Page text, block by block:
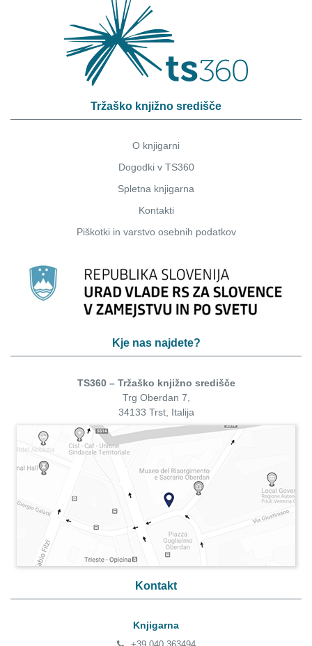
Tržaško knjižno središče
O knjigarni
Dogodki v TS360
Spletna knjigarna
Kontakti
Piškotkiin varstvo osebnih podatkov
Kje nas najdete?
TS360 – Tržaško knjižno središče
Trg Oberdan 7,
34133 Trst, Italija
Kontakt
Knjigarna